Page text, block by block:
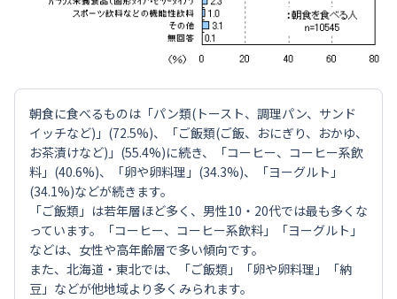
朝食に食べるものは「パン類(トースト、調理パン、サンド
イッチなど)」(72.5%)、「ご飯類(ご飯、おにぎり、おかゆ、
お茶漬けなど)」(55.4%)に続き、「コーヒー、コーヒー系飲
料」(40.6%)、「卵や卵料理」(34.3%)、「ヨーグルト」
(34.1%)などが続きます。
「ご飯類」は若年層ほど多く、男性10・20代では最も多くな
っています。「コーヒー、コーヒー系飲料」「ヨーグルト」
などは、女性や高年齢層で多い傾向です。
また、北海道・東北では、「ご飯類」「卵や卵料理」「納
豆」などが他地域より多くみられます。